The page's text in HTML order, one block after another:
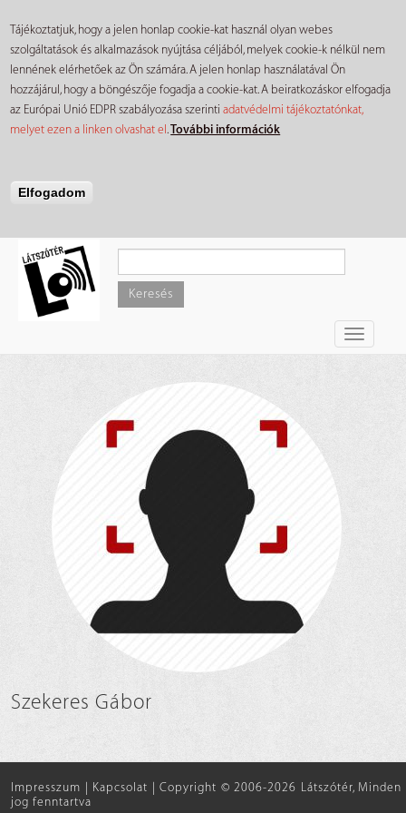
Tájékoztatjuk, hogy a jelen honlap cookie-kat használ olyan webes
szolgáltatások és alkalmazások nyújtása céljából, melyek cookie-k nélkül nem
lennének elérhetőek az Ön számára. A jelen honlap használatával Ön
hozzájárul, hogy a böngészője fogadja a cookie-kat. A beiratkozáskor elfogadja
az Európai Unió EDPR szabályozása szerintiadatvédelmi tájékoztatónkat,
melyet ezen a linken olvashat el.További információk
Elfogadom
tartalomra
Keresés
Toggle
Szekeres Gábor
Impresszum | Kapcsolat | Copyright © 2006-2026 Látszótér, Minden
jog fenntartva